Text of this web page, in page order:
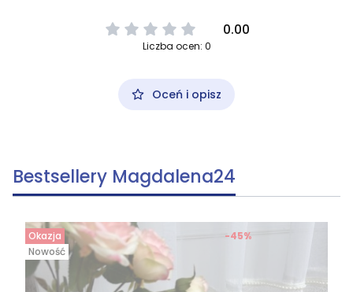
0.00
Liczba ocen: 0
Oceń i opisz
Bestsellery Magdalena24
Okazja
Nowość
-45%